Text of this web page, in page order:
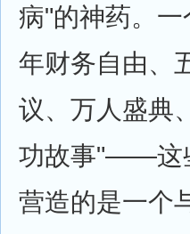
病"的神药。
年财务自由、
议、万人盛典
功故事"——这
营造的是一个